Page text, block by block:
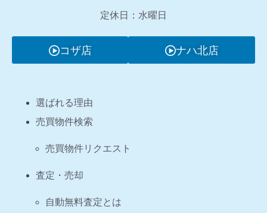
定休日：水曜日
コザ店 ナハ北店
選ばれる理由
売買物件検索
売買物件リクエスト
査定・売却
自動無料査定とは